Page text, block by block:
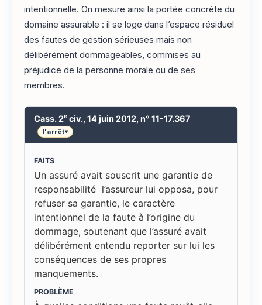
intentionnelle. On mesure ainsi la portée concrète du
domaine assurable : il se loge dans l’espace résiduel
des fautes de gestion sérieuses mais non
délibérément dommageables, commises au
préjudice de la personne morale ou de ses
membres.
Cass. 2e civ., 14 juin 2012, n° 11-17.367
l'arrêt▾
FAITS
Un assuré avait souscrit une garantie de
responsabilité l’assureur lui opposa, pour
refuser sa garantie, le caractère
intentionnel de la faute à l’origine du
dommage, soutenant que l’assuré avait
délibérément entendu reporter sur lui les
conséquences de ses propres
manquements.
PROBLÈME